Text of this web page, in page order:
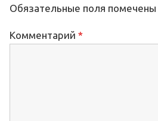
Обязательные поля помечены
Комментарий *